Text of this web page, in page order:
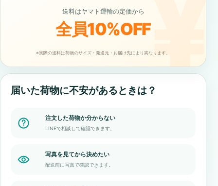
送料はヤマト運輸の定価から
全員10%OFF
※実際の送料は荷物のサイズ・発送元・お届け先により異なります。
届いた荷物に不安があるときは？
注文した荷物か分からない
LINEで相談して確認できます。
写真を見てから決めたい
配送前に写真で確認できます。